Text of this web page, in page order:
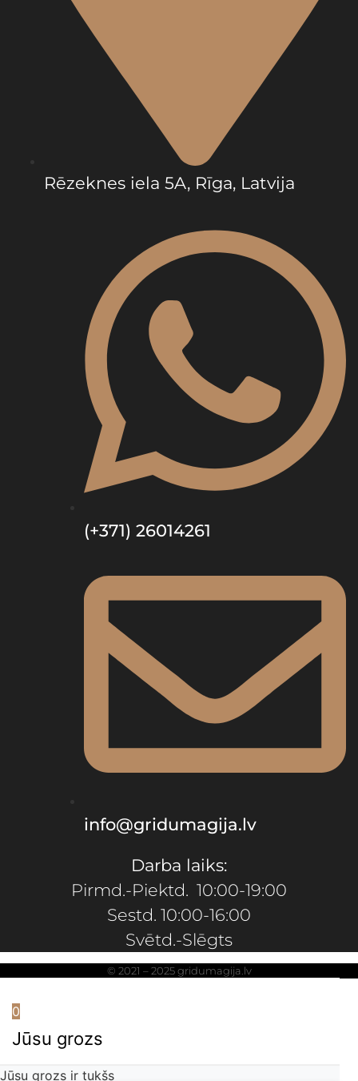
Rēzeknes iela 5A, Rīga, Latvija
(+371) 26014261
info@gridumagija.lv
Darba laiks:
Pirmd.-Piektd. 10:00-19:00
Sestd. 10:00-16:00
Svētd.-Slēgts
© 2021 – 2025 gridumagija.lv
0
Jūsu grozs
Jūsu grozs ir tukšs